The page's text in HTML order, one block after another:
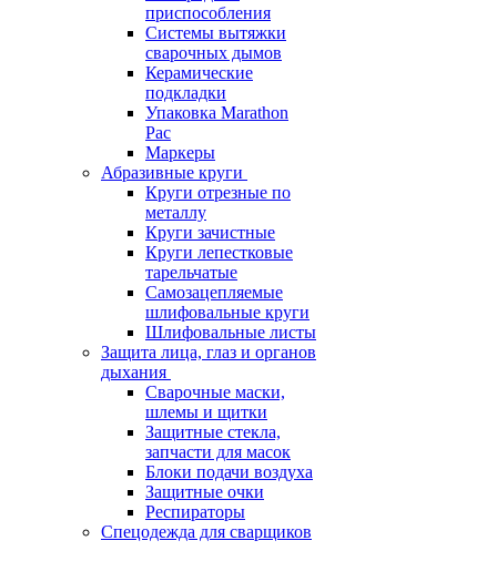
приспособления
Системы вытяжки
сварочных дымов
Керамические
подкладки
Упаковка Marathon
Pac
Маркеры
Абразивные круги
Круги отрезные по
металлу
Круги зачистные
Круги лепестковые
тарельчатые
Самозацепляемые
шлифовальные круги
Шлифовальные листы
Защита лица, глаз и органов
дыхания
Сварочные маски,
шлемы и щитки
Защитные стекла,
запчасти для масок
Блоки подачи воздуха
Защитные очки
Респираторы
Спецодежда для сварщиков